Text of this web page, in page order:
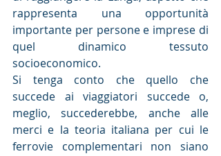
rappresenta una opportunità
importante per persone e imprese di
quel dinamico tessuto
socioeconomico.
Si tenga conto che quello che
succede ai viaggiatori succede o,
meglio, succederebbe, anche alle
merci e la teoria italiana per cui le
ferrovie complementari non siano